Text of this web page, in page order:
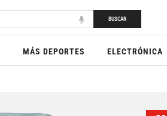
BUSCAR
MÁS DEPORTES ELECTRÓNICA